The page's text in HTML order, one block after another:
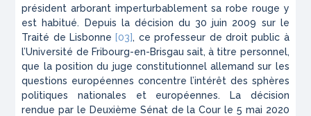
président arborant imperturbablement sa robe rouge y
est habitué. Depuis la décision du 30 juin 2009 sur le
Traité de Lisbonne [03], ce professeur de droit public à
l’Université de Fribourg-en-Brisgau sait, à titre personnel,
que la position du juge constitutionnel allemand sur les
questions européennes concentre l’intérêt des sphères
politiques nationales et européennes. La décision
rendue par le Deuxième Sénat de la Cour le 5 mai 2020